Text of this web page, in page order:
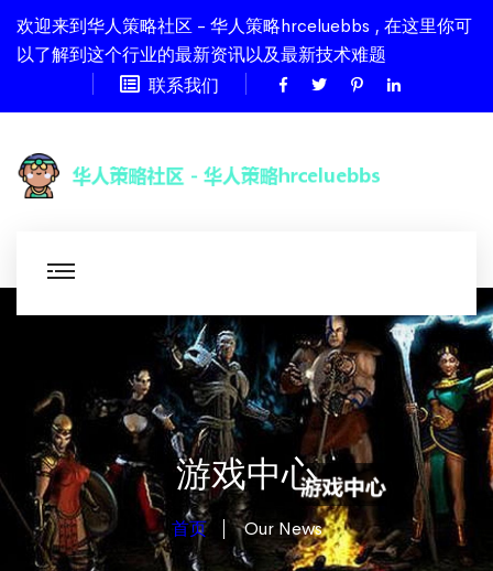
欢迎来到华人策略社区 - 华人策略hrceluebbs , 在这里你可
以了解到这个行业的最新资讯以及最新技术难题
联系我们
游戏中心
首页 Our News